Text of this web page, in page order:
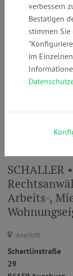
SCHALLER
Arbeits-,
Anschrift:
Schertlinstraße
29
verbessern
Bestätigen
stimmen
im